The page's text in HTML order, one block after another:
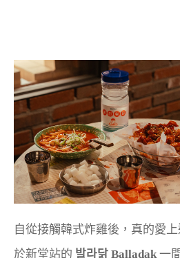
自從接觸韓式炸雞後，真的愛
於新堂站的 발라닭 Balladak一